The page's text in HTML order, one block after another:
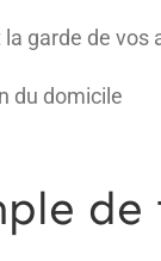
garde de vos
du domicile
de